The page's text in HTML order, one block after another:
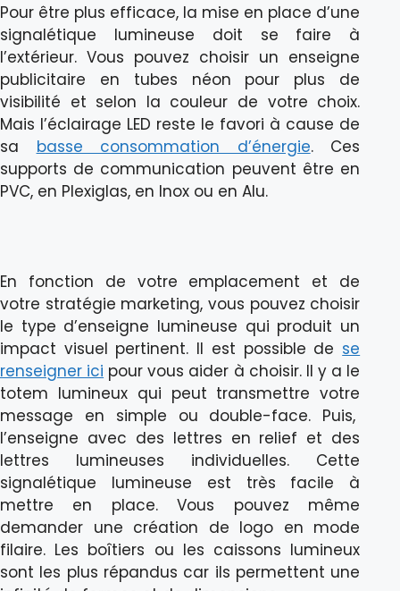
Pour être plus efficace, la mise en place d’une
signalétique lumineuse doit se faire à
l’extérieur. Vous pouvez choisir un enseigne
publicitaire en tubes néon pour plus de
visibilité et selon la couleur de votre choix.
Mais l’éclairage LED reste le favori à cause de
sa basse consommation d’énergie. Ces
supports de communication peuvent être en
PVC, en Plexiglas, en Inox ou en Alu.
En fonction de votre emplacement et de
votre stratégie marketing, vous pouvez choisir
le type d’enseigne lumineuse qui produit un
impact visuel pertinent. Il est possible de se
renseigner ici pour vous aider à choisir. Il y a le
totem lumineux qui peut transmettre votre
message en simple ou double-face. Puis,
l’enseigne avec des lettres en relief et des
lettres lumineuses individuelles. Cette
signalétique lumineuse est très facile à
mettre en place. Vous pouvez même
demander une création de logo en mode
filaire. Les boîtiers ou les caissons lumineux
sont les plus répandus car ils permettent une